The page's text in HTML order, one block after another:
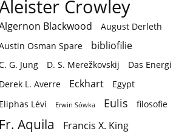
Crowley
Blackwood
August Derleth
Osman Spare
bibliofilie
G. Jung D. S. Merežkovskij
Das Energi
Derek L. Averre
Eckhart
Egypt
Eliphas Lévi
Erwin Sówka Eulis filosofie
Fr. Aquila Francis X. King